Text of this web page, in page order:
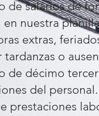
de salarios de
nuestra
extras,
o
de décimo
del personal.
prestaciones